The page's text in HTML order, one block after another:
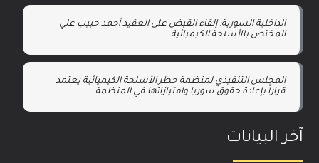
الداخلية السورية: إلقاء القبض على العقيد أحمد حبيب علي
المختص بالأسلحة الكيميائية
المجلس التنفيذي لمنظمة حظر الأسلحة الكيميائية يعتمد
قراراً بإعادة حقوق سوريا وامتيازاتها في المنظمة
آخر البيانات